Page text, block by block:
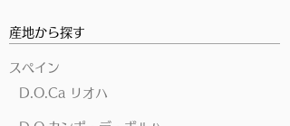
産地から探す
スペイン
D.O.Ca リオハ